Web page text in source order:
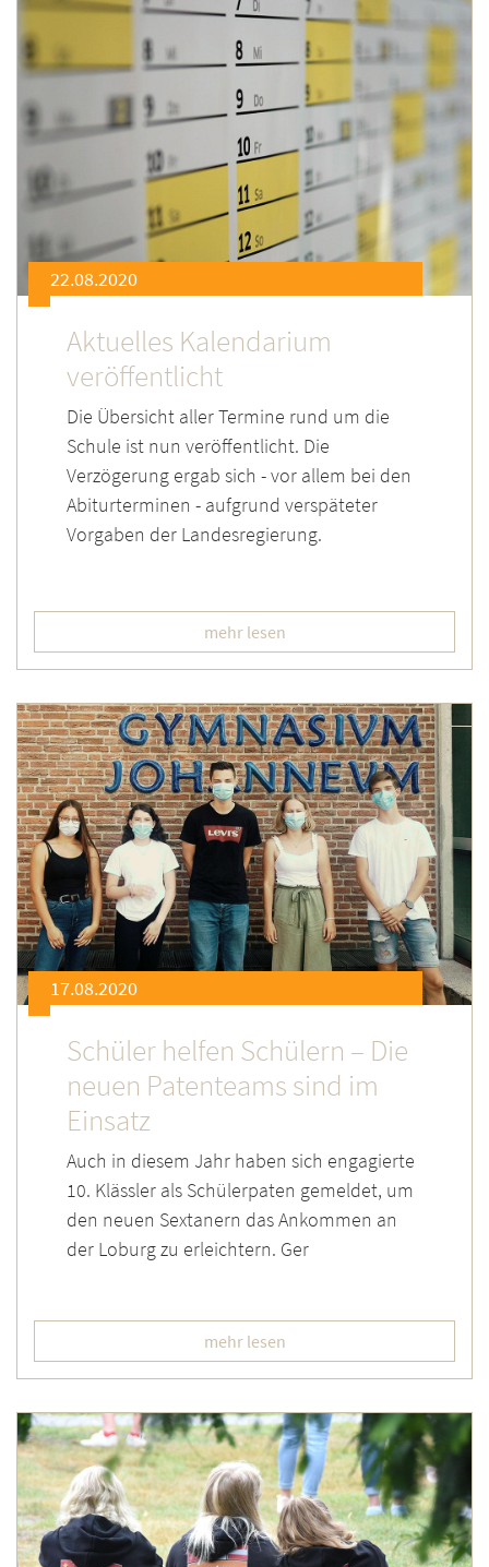
22.08.2020
Aktuelles Kalendarium
veröffentlicht
Die Übersicht aller Termine rund um die
Schule ist nun veröffentlicht. Die
Verzögerung ergab sich - vor allem bei den
Abiturterminen - aufgrund verspäteter
Vorgaben der Landesregierung.
mehr lesen
17.08.2020
Schüler helfen Schülern – Die
neuen Patenteams sind im
Einsatz
Auch in diesem Jahr haben sich engagierte
10. Klässler als Schülerpaten gemeldet, um
den neuen Sextanern das Ankommen an
der Loburg zu erleichtern. Ger
mehr lesen